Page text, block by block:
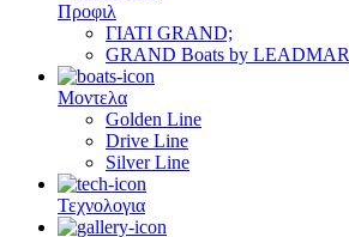
Προφιλ
ΓΙΑΤΙ GRAND;
GRAND Boats by LEADMAR
Μοντελα
Golden Line
Drive Line
Silver Line
Τεχνολογια